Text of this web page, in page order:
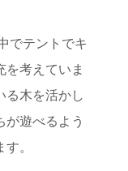
でテントでキ
を考えていま
る木を活かし
が遊べるよう
。